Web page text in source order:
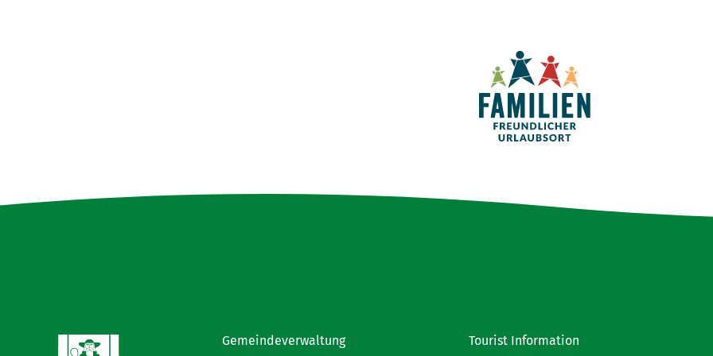
Gemeindeverwaltung Tourist Information